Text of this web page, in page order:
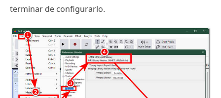
terminar de configurarlo.